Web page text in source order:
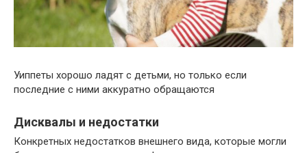
Уиппеты хорошо ладят с детьми, но только если
последние с ними аккуратно обращаются
Дисквалы и недостатки
Конкретных недостатков внешнего вида, которые могли